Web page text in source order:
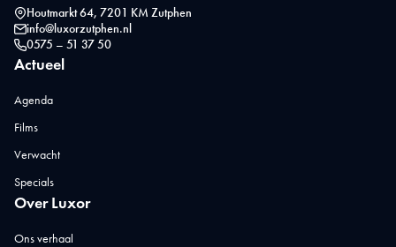
Houtmarkt 64, 7201 KM Zutphen
info@luxorzutphen.nl
0575 – 51 37 50
Actueel
Agenda
Films
Verwacht
Specials
Over Luxor
Ons verhaal